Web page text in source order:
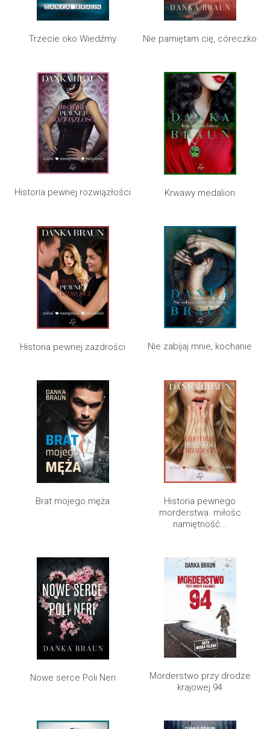
Trzecie oko Wiedźmy Nie pamiętam cię, córeczko
Historia pewnej rozwiązłości Krwawy medalion
Historia pewnej zazdrości Nie zabijaj mnie, kochanie
Brat mojego męża
Historia pewnego
morderstwa. miłośc
namiętność...
Nowe serce Poli Neri
Morderstwo przy drodze
krajowej 94